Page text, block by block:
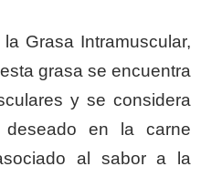
Grasa Intramuscular,
grasa se encuentra
y se considera
en la carne
al sabor a la